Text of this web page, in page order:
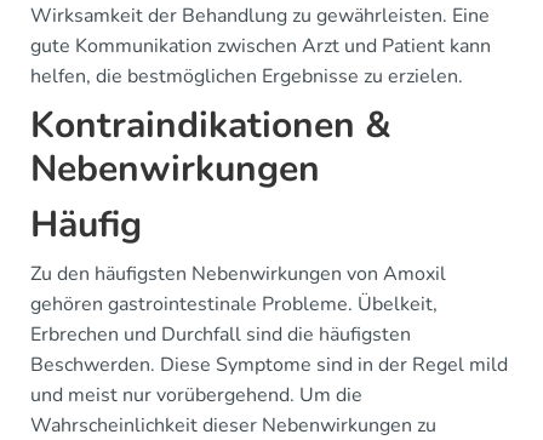
Wirksamkeit der Behandlung zu gewährleisten. Eine
gute Kommunikation zwischen Arzt und Patient kann
helfen, die bestmöglichen Ergebnisse zu erzielen.
Kontraindikationen &
Nebenwirkungen
Häufig
Zu den häufigsten Nebenwirkungen von Amoxil
gehören gastrointestinale Probleme. Übelkeit,
Erbrechen und Durchfall sind die häufigsten
Beschwerden. Diese Symptome sind in der Regel mild
und meist nur vorübergehend. Um die
Wahrscheinlichkeit dieser Nebenwirkungen zu